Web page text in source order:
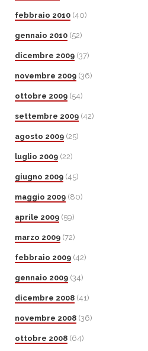
febbraio 2010 (40)
gennaio 2010 (52)
dicembre 2009 (37)
novembre 2009 (36)
ottobre 2009 (54)
settembre 2009 (42)
agosto 2009 (25)
luglio 2009 (22)
giugno 2009 (45)
maggio 2009 (80)
aprile 2009 (59)
marzo 2009 (72)
febbraio 2009 (42)
gennaio 2009 (34)
dicembre 2008 (41)
novembre 2008 (36)
ottobre 2008 (64)